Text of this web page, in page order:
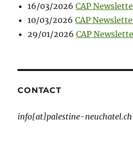
16/03/2026 CAP
10/03/2026 CAP
29/01/2026 CAP
CONTACT
info[at]palestine-neuchatel.ch